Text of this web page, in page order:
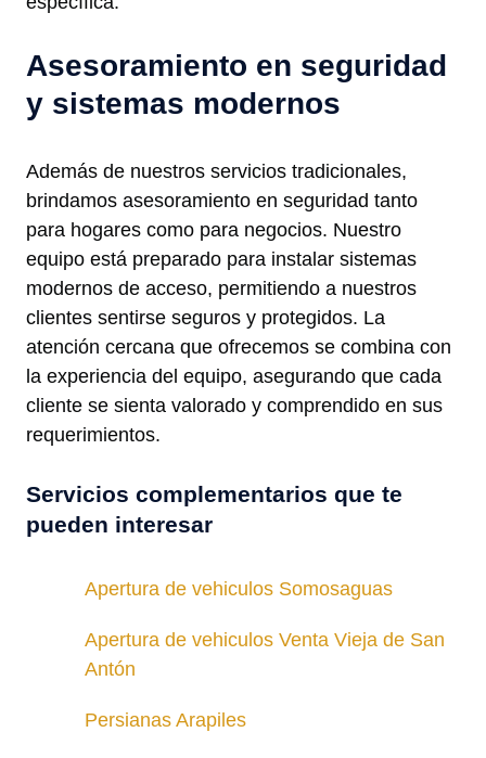
Asesoramiento en seguridad
y sistemas modernos
Además de nuestros servicios tradicionales,
brindamos asesoramiento en seguridad tanto
para hogares como para negocios. Nuestro
equipo está preparado para instalar sistemas
modernos de acceso, permitiendo a nuestros
clientes sentirse seguros y protegidos. La
atención cercana que ofrecemos se combina con
la experiencia del equipo, asegurando que cada
cliente se sienta valorado y comprendido en sus
requerimientos.
Servicios complementarios que te
pueden interesar
Apertura de vehiculos Somosaguas
Apertura de vehiculos Venta Vieja de San
Antón
Persianas Arapiles